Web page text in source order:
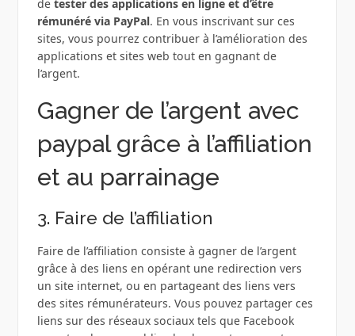
de tester des applications en ligne et d’être
rémunéré via PayPal. En vous inscrivant sur ces
sites, vous pourrez contribuer à l’amélioration des
applications et sites web tout en gagnant de
l’argent.
Gagner de l’argent avec
paypal grâce à l’affiliation
et au parrainage
3. Faire de l’affiliation
Faire de l’affiliation consiste à gagner de l’argent
grâce à des liens en opérant une redirection vers
un site internet, ou en partageant des liens vers
des sites rémunérateurs. Vous pouvez partager ces
liens sur des réseaux sociaux tels que Facebook